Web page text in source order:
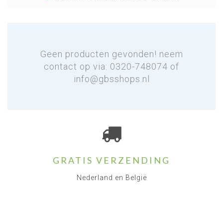
Geen producten gevonden! neem
contact op via: 0320-748074 of
info@gbsshops.nl
GRATIS VERZENDING
Nederland en België